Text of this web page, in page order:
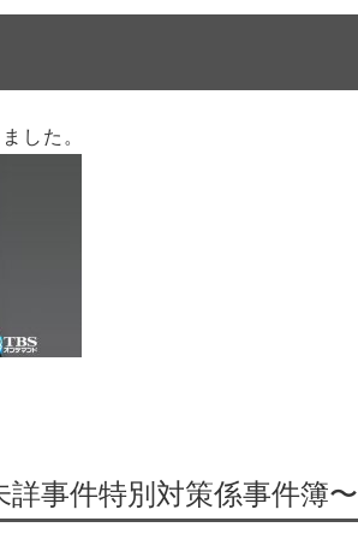
した。
事件特別対策係事件簿〜